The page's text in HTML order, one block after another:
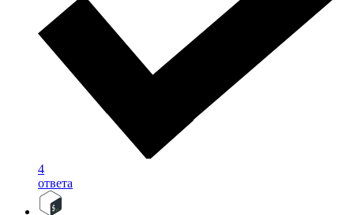
4
ответа